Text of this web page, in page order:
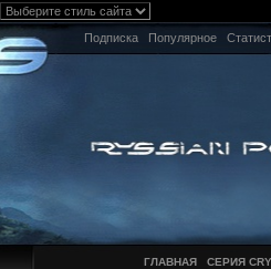
Подписка Популярное
ГЛАВНАЯ СЕРИЯ